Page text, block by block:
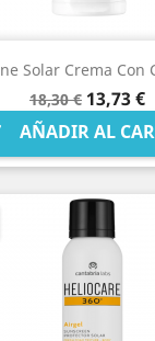
Solar Crema Con
Precio
base
18,30 € Precio
13,73 €
AÑADIR AL